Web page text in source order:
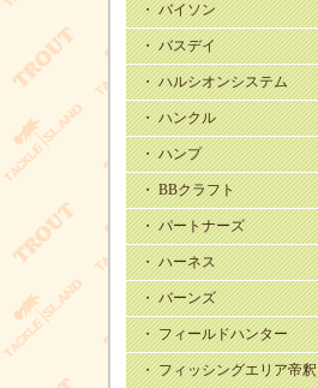
・ バイソン
・ バスデイ
・ ハルシオンシステム
・ ハンクル
・ ハンプ
・ BBクラフト
・ パートナーズ
・ ハーネス
・ バーンズ
・ フィールドハンター
・ フィッシングエリア帝釈